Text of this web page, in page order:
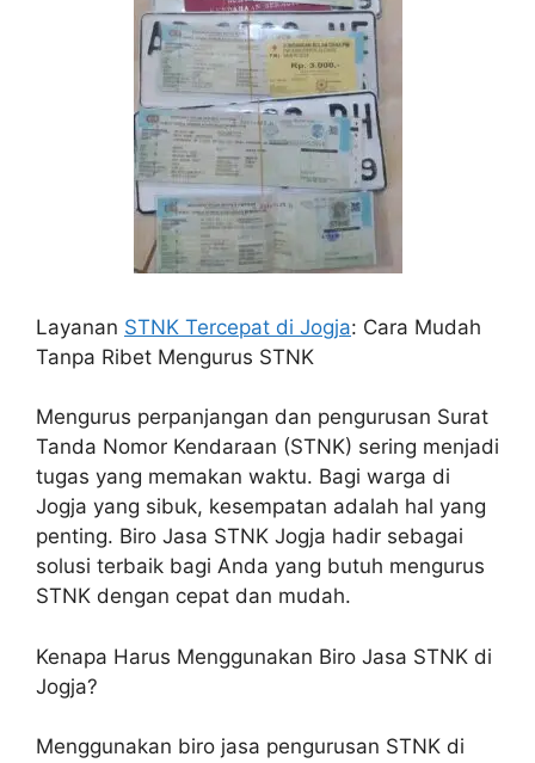
Layanan STNK Tercepat di Jogja: Cara Mudah
Tanpa Ribet Mengurus STNK
Mengurus perpanjangan dan pengurusan Surat
Tanda Nomor Kendaraan (STNK) sering menjadi
tugas yang memakan waktu. Bagi warga di
Jogja yang sibuk, kesempatan adalah hal yang
penting. Biro Jasa STNK Jogja hadir sebagai
solusi terbaik bagi Anda yang butuh mengurus
STNK dengan cepat dan mudah.
Kenapa Harus Menggunakan Biro Jasa STNK di
Jogja?
Menggunakan biro jasa pengurusan STNK di